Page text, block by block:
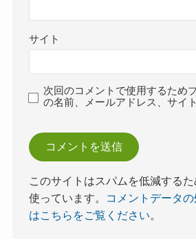
サイト
次回のコメントで使用するため
の名前、メールアドレス、サイ
このサイトはスパムを低減する
使っています。
コメントデータ
はこちらをご覧ください。